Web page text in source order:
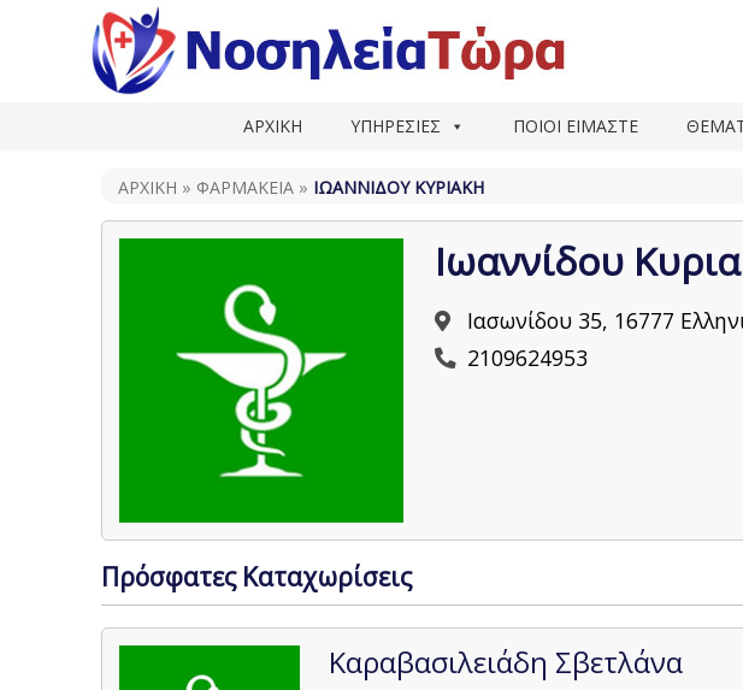
ΑΡΧΙΚΗ ΥΠΗΡΕΣΙΕΣ ΠΟΙΟΙ ΕΙΜΑΣΤΕ
ΑΡΧΙΚΗ » ΦΑΡΜΑΚΕΊΑ » ΙΩΑΝΝΊΔΟΥ ΚΥΡΙΑΚΉ
Ιωαννίδου
Ιασωνίδου 35, 16777
2109624953
Πρόσφατες Καταχωρίσεις
Καραβασιλειάδη Σβετλάνα